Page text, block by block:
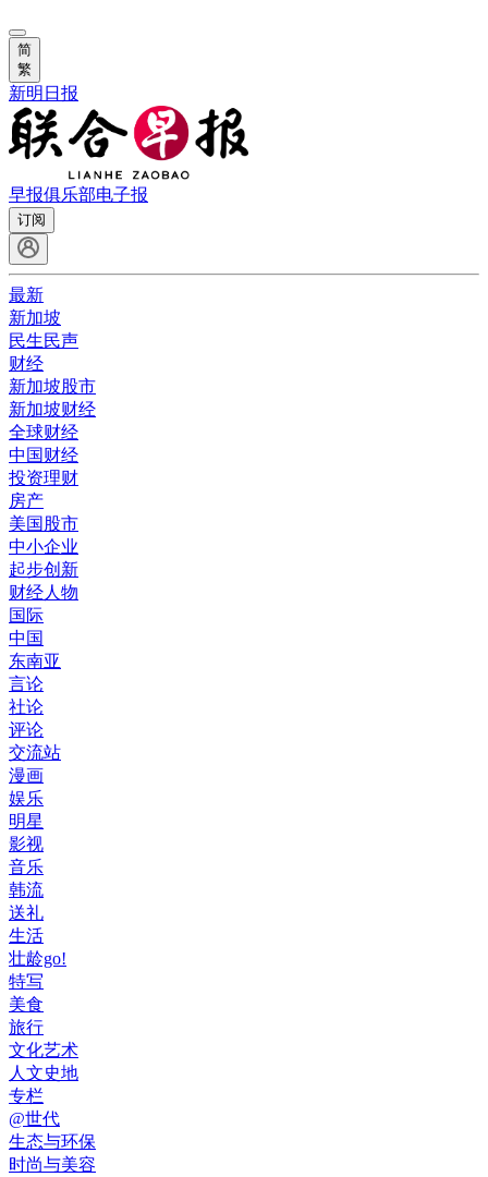
简
繁
新明日报
早报俱乐部电子报
订阅
最新
新加坡
民生民声
财经
新加坡股市
新加坡财经
全球财经
中国财经
投资理财
房产
美国股市
中小企业
起步创新
财经人物
国际
中国
东南亚
言论
社论
评论
交流站
漫画
娱乐
明星
影视
音乐
韩流
送礼
生活
壮龄go!
特写
美食
旅行
文化艺术
人文史地
专栏
@世代
生态与环保
时尚与美容